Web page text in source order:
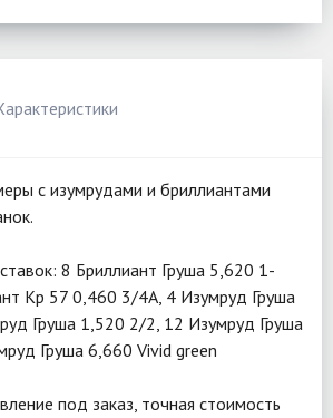
с изумрудами и бриллиантами
8 Бриллиант Груша 5,620 1-
Кр 57 0,460 3/4А, 4 Изумруд Груша
Груша 1,520 2/2, 12 Изумруд Груша
Груша 6,660 Vivid green
под заказ, точная стоимость